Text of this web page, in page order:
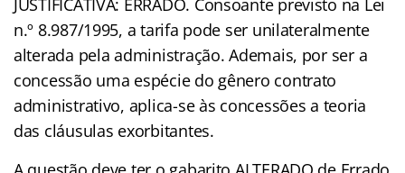
JUSTIFICATIVA: ERRADO. Consoante previsto na Lei
n.º 8.987/1995, a tarifa pode ser unilateralmente
alterada pela administração. Ademais, por ser a
concessão uma espécie do gênero contrato
administrativo, aplica-se às concessões a teoria
das cláusulas exorbitantes.